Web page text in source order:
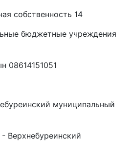
собственность 14
бюджетные учреждения
08614151051
муниципальный
Верхнебуреинский